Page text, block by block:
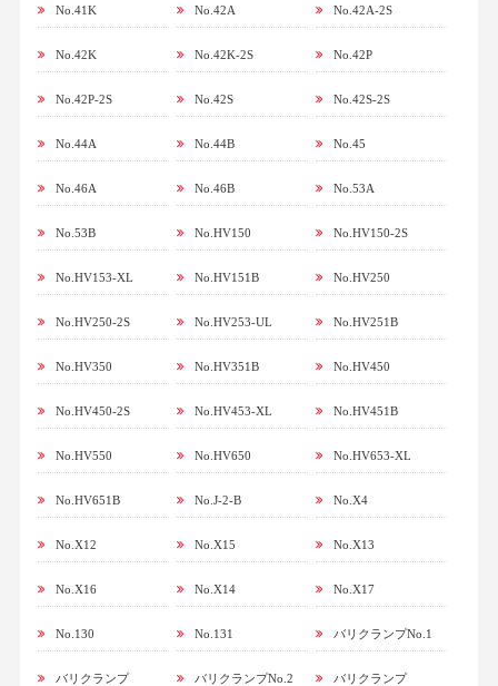
No.41K No.42A No.42A-2S
No.42K No.42K-2S No.42P
No.42P-2S No.42S No.42S-2S
No.44A No.44B No.45
No.46A No.46B No.53A
No.53B No.HV150 No.HV150-2S
No.HV153-XL No.HV151B No.HV250
No.HV250-2S No.HV253-UL No.HV251B
No.HV350 No.HV351B No.HV450
No.HV450-2S No.HV453-XL No.HV451B
No.HV550 No.HV650 No.HV653-XL
No.HV651B No.J-2-B No.X4
No.X12 No.X15 No.X13
No.X16 No.X14 No.X17
No.130 No.131 バリクランプNo.1
バリクランプ
バリクランプNo.2
バリクランプ